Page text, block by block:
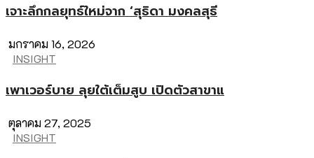
เจาะลึกกลยุทธ์ใหม่จาก ‘สุธิดา มงคลสุธี
มกราคม 16, 2026
INSIGHT
เพาเวอร์บาย ลุยใต้เต็มสูบ เปิดตัวสาขาแ
ตุลาคม 27, 2025
INSIGHT